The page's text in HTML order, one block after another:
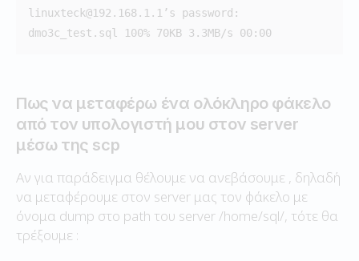
linuxteck@192.168.1.1’s password:
Πως να μεταφέρω ένα ολόκληρο φάκελο
από τον υπολογιστή μου στον server
μέσω της scp
Αν για παράδειγμα θέλουμε να ανεβάσουμε , δηλαδή
να μεταφέρουμε στον server μας τον φάκελο με
όνομα dump στο path του server /home/sql/, τότε θα
τρέξουμε :